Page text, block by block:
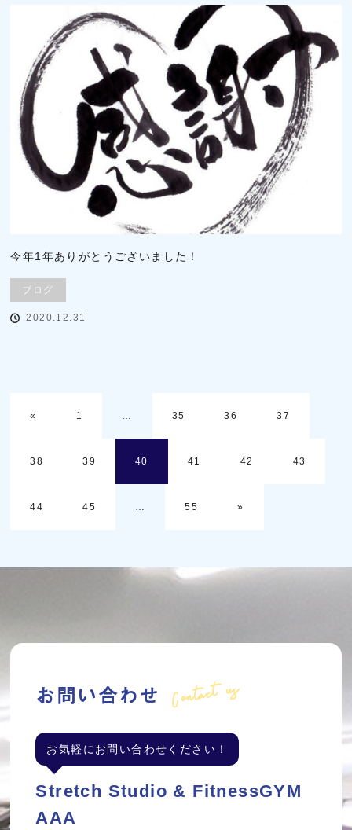
今年1年ありがとうございました！
ブログ
2020.12.31
« 1 … 35 36 37
38 39 40 41 42 43
44 45 … 55 »
お問い合わせ Contact us
お気軽にお問い合わせください！
Stretch Studio & FitnessGYM
AAA